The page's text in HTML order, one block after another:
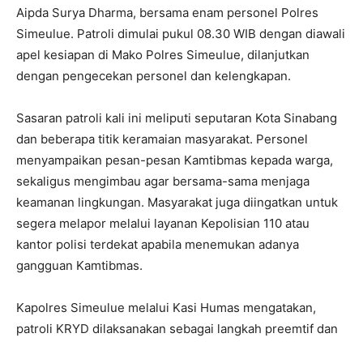
Aipda Surya Dharma, bersama enam personel Polres
Simeulue. Patroli dimulai pukul 08.30 WIB dengan diawali
apel kesiapan di Mako Polres Simeulue, dilanjutkan
dengan pengecekan personel dan kelengkapan.
Sasaran patroli kali ini meliputi seputaran Kota Sinabang
dan beberapa titik keramaian masyarakat. Personel
menyampaikan pesan-pesan Kamtibmas kepada warga,
sekaligus mengimbau agar bersama-sama menjaga
keamanan lingkungan. Masyarakat juga diingatkan untuk
segera melapor melalui layanan Kepolisian 110 atau
kantor polisi terdekat apabila menemukan adanya
gangguan Kamtibmas.
Kapolres Simeulue melalui Kasi Humas mengatakan,
patroli KRYD dilaksanakan sebagai langkah preemtif dan